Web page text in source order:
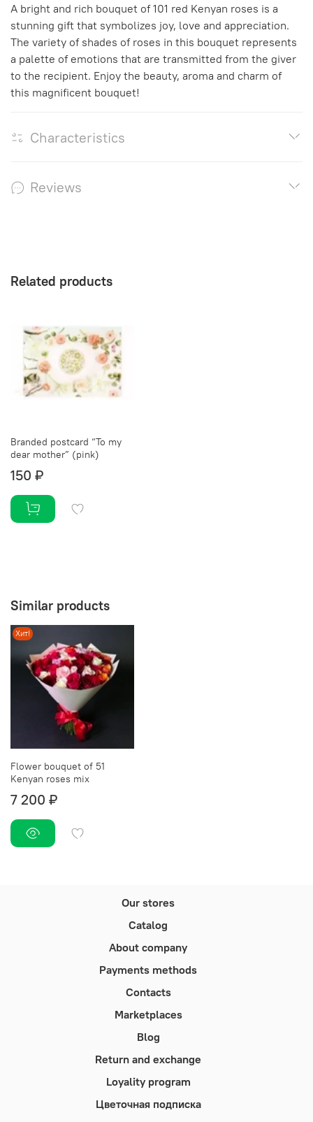
A bright and rich bouquet of 101 red Kenyan roses is a
stunning gift that symbolizes joy, love and appreciation.
The variety of shades of roses in this bouquet represents
a palette of emotions that are transmitted from the giver
to the recipient. Enjoy the beauty, aroma and charm of
this magnificent bouquet!
Characteristics
Reviews
Related products
Branded postcard “To my
dear mother” (pink)
150 ₽
Similar products
Хит!
Flower bouquet of 51
Kenyan roses mix
7 200 ₽
Our stores
Catalog
About company
Payments methods
Contacts
Marketplaces
Blog
Return and exchange
Loyality program
Цветочная подписка